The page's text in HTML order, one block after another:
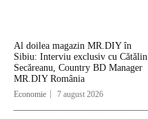
Al doilea magazin MR.DIY în
Sibiu: Interviu exclusiv cu Cătălin
Secăreanu, Country BD Manager
MR.DIY România
Economie 7 august 2026